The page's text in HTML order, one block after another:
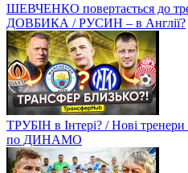
ШЕВЧЕНКО повертається до
ДОВБИКА / РУСИН – в Англії?
ТРУБІН в Інтері? / Нові
по ДИНАМО